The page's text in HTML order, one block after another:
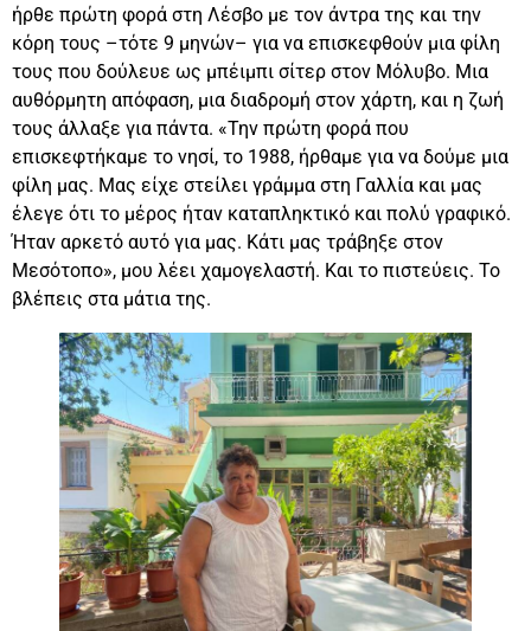
ήρθε πρώτη φορά στη Λέσβο με τον άντρα της και την
κόρη τους –τότε 9 μηνών– για να επισκεφθούν μια φίλη
τους που δούλευε ως μπέιμπι σίτερ στον Μόλυβο. Μια
αυθόρμητη απόφαση, μια διαδρομή στον χάρτη, και η ζωή
τους άλλαξε για πάντα. «Την πρώτη φορά που
επισκεφτήκαμε το νησί, το 1988, ήρθαμε για να δούμε μια
φίλη μας. Μας είχε στείλει γράμμα στη Γαλλία και μας
έλεγε ότι το μέρος ήταν καταπληκτικό και πολύ γραφικό.
Ήταν αρκετό αυτό για μας. Κάτι μας τράβηξε στον
Μεσότοπο», μου λέει χαμογελαστή. Και το πιστεύεις. Το
βλέπεις στα μάτια της.